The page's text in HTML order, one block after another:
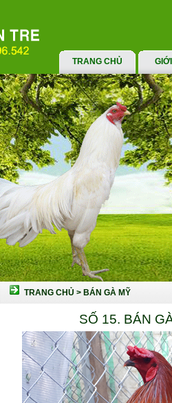
TRANG CHỦ
TRANG CHỦ > BÁN GÀ MỸ
SỐ 15. BÁN